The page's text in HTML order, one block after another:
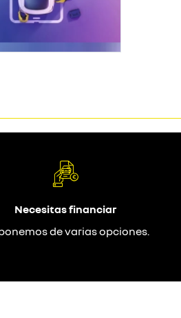
Necesitas financiar
de varias opciones.